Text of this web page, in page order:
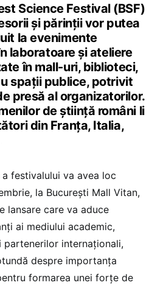
Science Festival (BSF)
și părinții vor putea
la evenimente
laboratoare și ateliere
în mall-uri, biblioteci,
spații publice, potrivit
presă al organizatorilor.
de știință români li
din Franța, Italia,
festivalului va avea loc
la București Mall Vitan,
lansare care va aduce
ai mediului academic,
internaționali,
despre importanța
formarea unei forțe de